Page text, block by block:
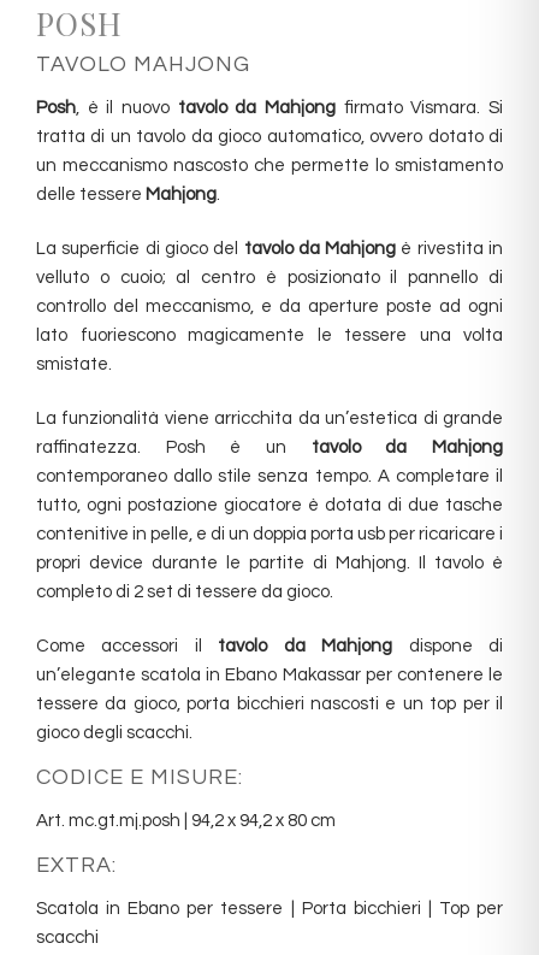
POSH
TAVOLO MAHJONG
Posh, è il nuovo tavolo da Mahjong firmato Vismara.‎ Si
tratta di un tavolo da gioco automatico, ovvero dotato di
un meccanismo nascosto che permette lo smistamento
delle tessere Mahjong.‎
La superficie di gioco del tavolo da Mahjong è rivestita in
velluto o cuoio; al centro è posizionato il pannello di
controllo del meccanismo, e da aperture poste ad ogni
lato fuoriescono magicamente le tessere una volta
smistate.‎
La funzionalità viene arricchita da un’estetica di grande
raffinatezza.‎ Posh è un tavolo da Mahjong
contemporaneo dallo stile senza tempo.‎ A completare il
tutto, ogni postazione giocatore è dotata di due tasche
contenitive in pelle, e di un doppia porta usb per ricaricare i
propri device durante le partite di Mahjong.‎ Il tavolo è
completo di 2 set di tessere da gioco.
Come accessori il tavolo da Mahjong dispone di
un’elegante scatola in Ebano Makassar per contenere le
tessere da gioco, porta bicchieri nascosti e un top per il
gioco degli scacchi.
CODICE E MISURE:
Art. mc.gt.mj.posh | 94,2 x 94,2 x 80 cm
EXTRA:
Scatola in Ebano per tessere | Porta bicchieri | Top per
scacchi